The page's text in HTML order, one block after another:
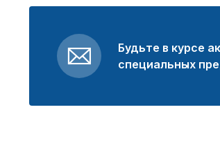
Будьте в курсе
специальных